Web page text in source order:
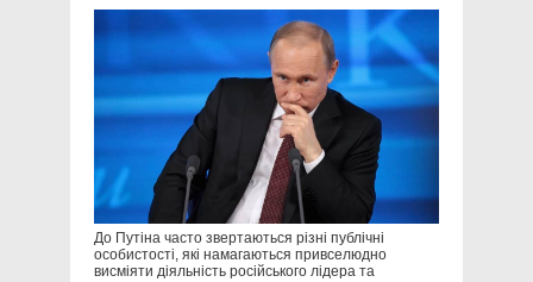
До Путіна часто звертаються різні публічні
особистості, які намагаються привселюдно
висміяти діяльність російського лідера та